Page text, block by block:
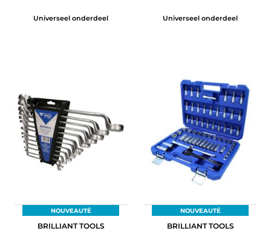
Universeel onderdeel Universeel onderdeel
NOUVEAUTÉ
BRILLIANT TOOLS
NOUVEAUTÉ
BRILLIANT TOOLS